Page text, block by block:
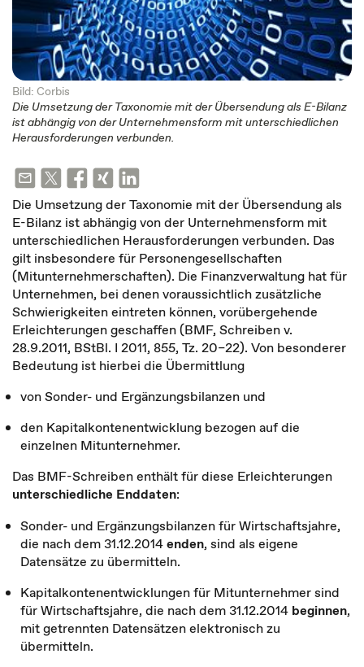
Bild: Corbis
Die Umsetzung der Taxonomie mit der Übersendung als E-Bilanz
ist abhängig von der Unternehmensform mit unterschiedlichen
Herausforderungen verbunden.
Die Umsetzung der Taxonomie mit der Übersendung als
E-Bilanz ist abhängig von der Unternehmensform mit
unterschiedlichen Herausforderungen verbunden. Das
gilt insbesondere für Personengesellschaften
(Mitunternehmerschaften). Die Finanzverwaltung hat für
Unternehmen, bei denen voraussichtlich zusätzliche
Schwierigkeiten eintreten können, vorübergehende
Erleichterungen geschaffen (BMF, Schreiben v.
28.9.2011, BStBl. I 2011, 855, Tz. 20–22). Von besonderer
Bedeutung ist hierbei die Übermittlung
von Sonder- und Ergänzungsbilanzen und
den Kapitalkontenentwicklung bezogen auf die
einzelnen Mitunternehmer.
Das BMF-Schreiben enthält für diese Erleichterungen
unterschiedliche Enddaten:
Sonder- und Ergänzungsbilanzen für Wirtschaftsjahre,
die nach dem 31.12.2014enden, sind als eigene
Datensätze zu übermitteln.
Kapitalkontenentwicklungen für Mitunternehmer sind
für Wirtschaftsjahre, die nach dem 31.12.2014 beginnen,
mit getrennten Datensätzen elektronisch zu
übermitteln.